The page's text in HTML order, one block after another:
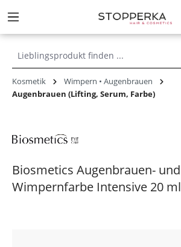
springen
Kosmetik
Wimpern • Augenbrauen
Augenbrauen (Lifting, Serum, Farbe)
Biosmetics Augenbrauen- und
Wimpernfarbe Intensive 20 ml